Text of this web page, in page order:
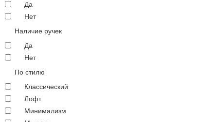
Да
Нет
Наличие ручек
Да
Нет
По стилю
Классический
Лофт
Минимализм